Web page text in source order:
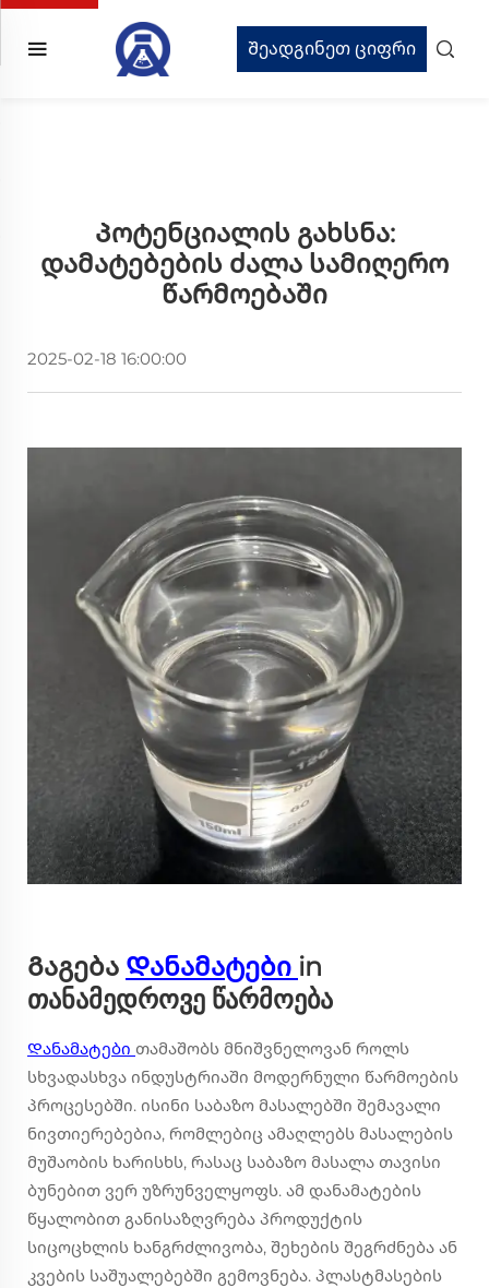
Შეადგინეთ ციფრი
Პოტენციალის Გახსნა:
Დამატებების Ძალა Სამიღერო
Წარმოებაში
2025-02-18 16:00:00
Გაგება Დანამატები in
თანამედროვე წარმოება
Დანამატები თამაშობს მნიშვნელოვან როლს
სხვადასხვა ინდუსტრიაში მოდერნული წარმოების
პროცესებში. ისინი საბაზო მასალებში შემავალი
ნივთიერებებია, რომლებიც ამაღლებს მასალების
მუშაობის ხარისხს, რასაც საბაზო მასალა თავისი
ბუნებით ვერ უზრუნველყოფს. ამ დანამატების
წყალობით განისაზღვრება პროდუქტის
სიცოცხლის ხანგრძლივობა, შეხების შეგრძნება ან
კვების საშუალებებში გემოვნება. პლასტმასების